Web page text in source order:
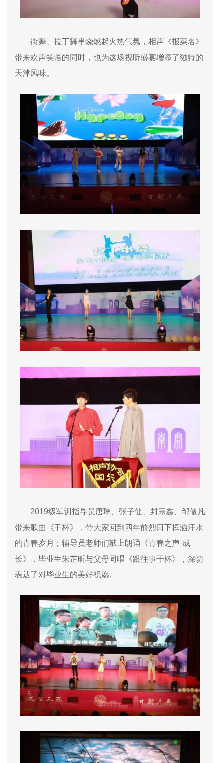
街舞、拉丁舞串烧燃起火热气氛，相声《报菜名》
带来欢声笑语的同时，也为这场视听盛宴增添了独特的
天津风味。
2019级军训指导员唐琳、张子健、封宗鑫、邹傲凡
带来歌曲《干杯》，带大家回到四年前烈日下挥洒汗水
的青春岁月；辅导员老师们献上朗诵《青春之声·成
长》，毕业生朱芷昕与父母同唱《跟往事干杯》，深切
表达了对毕业生的美好祝愿。